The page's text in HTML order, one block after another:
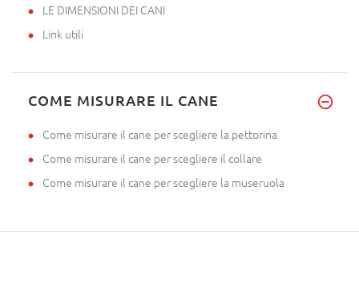
LE DIMENSIONI DEI CANI
Link utili
COME MISURARE IL CANE
Come misurare il cane per scegliere la pettorina
Come misurare il cane per scegliere il collare
Come misurare il cane per scegliere la museruola